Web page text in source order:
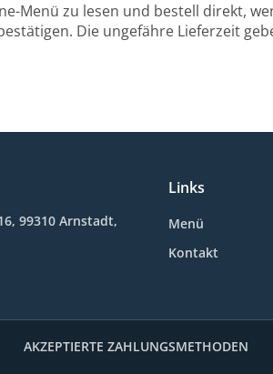
Menü zu lesen und bestell direkt,
Die ungefähre Lieferzeit
99310 Arnstadt,
Links
Menü
Kontakt
AKZEPTIERTE ZAHLUNGSMETHODEN